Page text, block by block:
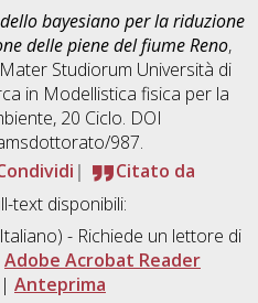
bayesiano per la riduzione
delle piene del fiume Reno,
Studiorum Università di
in Modellistica fisica per la
, 20 Ciclo. DOI
987.
Citato da
text disponibili:
- Richiede un lettore di
Adobe Acrobat Reader
| Anteprima